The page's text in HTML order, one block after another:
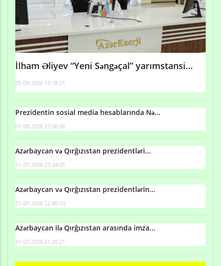
İlham Əliyev “Yeni Səngəçal” yarımstansi...
05-08-2026 13:38:21
Prezidentin sosial media hesablarında Nə...
01-08-2026 23:06:06
Azərbaycan və Qırğızıstan prezidentləri...
31-07-2026 23:34:05
Azərbaycan və Qırğızıstan prezidentlərin...
31-07-2026 22:40:10
Azərbaycan ilə Qırğızıstan arasında imza...
31-07-2026 21:05:21